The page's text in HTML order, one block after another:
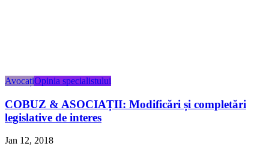
AvocațiOpinia specialistului
COBUZ & ASOCIAȚII: Modificări și completări
legislative de interes
Jan 12, 2018